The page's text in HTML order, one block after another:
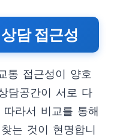
담 접근성
통 접근성이 양호
담공간이 서로 다
라서 비교를 통해
는 것이 현명합니